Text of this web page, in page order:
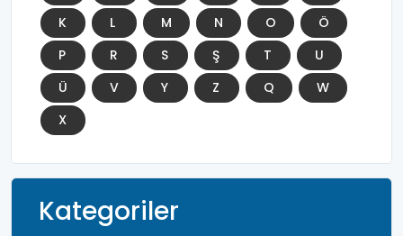
K
L M N O
Ö
P
R S Ş T
U
Ü
V Y Z Q
W
X
Kategoriler